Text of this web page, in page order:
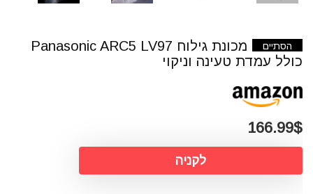
הסתיים
מכונת גילוח Panasonic ARC5 LV97
כולל עמדת טעינה וניקוי
166.99$
לקניה